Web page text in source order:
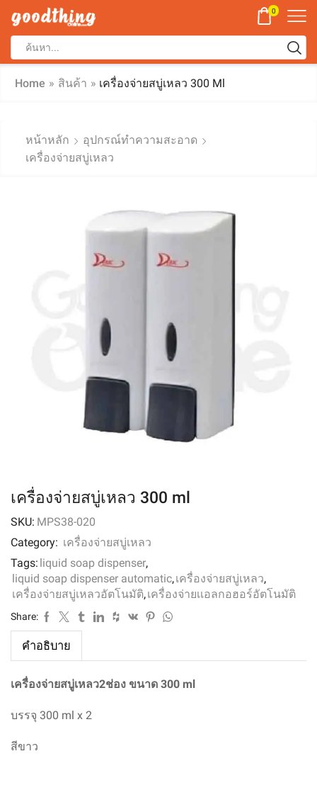
0
Home » สินค้า » เครื่องจ่ายสบู่เหลว 300 Ml
หน้าหลัก
อุปกรณ์ทำความสะอาด
เครื่องจ่ายสบู่เหลว
เครื่องจ่ายสบู่เหลว 300 ml
SKU: MPS38-020
Category: เครื่องจ่ายสบู่เหลว
Tags: liquid soap dispenser,
liquid soap dispenser automatic,เครื่องจ่ายสบู่เหลว,
เครื่องจ่ายสบู่เหลวอัตโนมัติ,เครื่องจ่ายเเอลกอฮอร์อัตโนมัติ
Share:
คำอธิบาย
เครื่องจ่ายสบู่เหลว2ช่อง ขนาด 300 ml
บรรจุ 300 ml x 2
สีขาว